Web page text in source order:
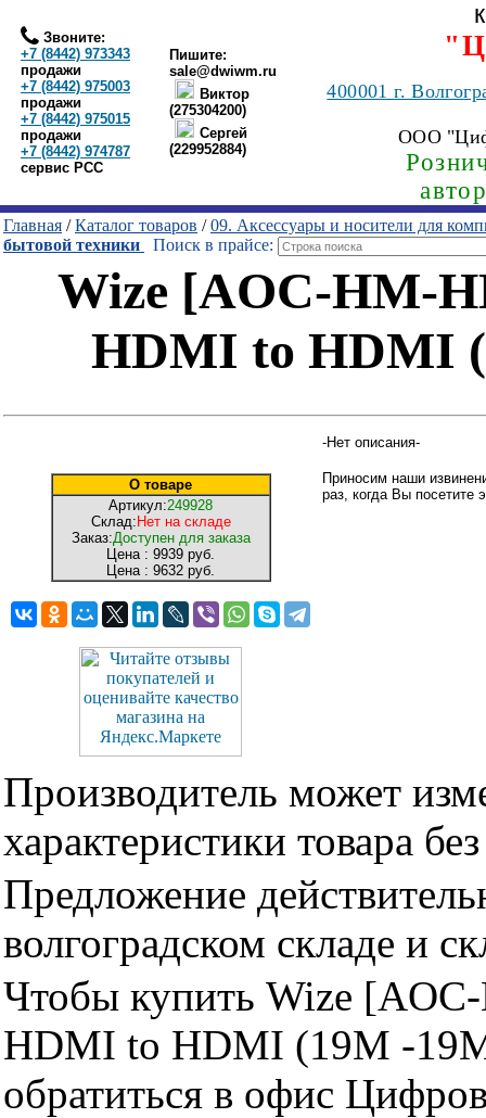
Звоните:
+7 (8442) 973343
продажи
+7 (8442) 975003
продажи
+7 (8442) 975015
продажи
+7 (8442) 974787
сервис РСС
Пишите:
sale@dwiwm.ru
Виктор
(275304200)
Сергей
(229952884)
400001г.
ООО
Главная /Каталог товаров /09. Аксессуары и носители для
бытовой техники
Поиск в прайсе:
Wize [AOC-HM-
HDMI to HDMI
О товаре
Артикул:249928
Склад: Нет на складе
Заказ:Доступен для заказа
Цена : 9939 руб.
Цена : 9632 руб.
-Нет описания-
Приносим наши
раз, когда Вы посетите
Производитель может
характеристики товара
Предложение
волгоградском складе и
Чтобы купить Wize
HDMI to HDMI (19M -
обратиться в офис